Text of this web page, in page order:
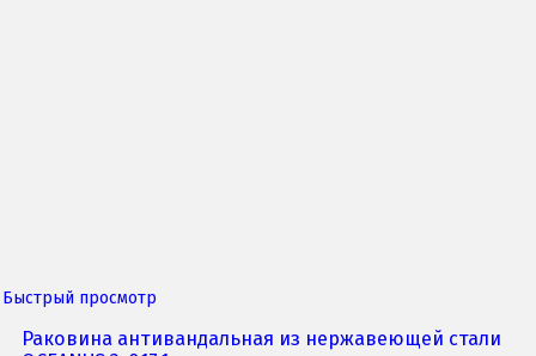
Быстрый просмотр
Раковина антивандальная из нержавеющей стали